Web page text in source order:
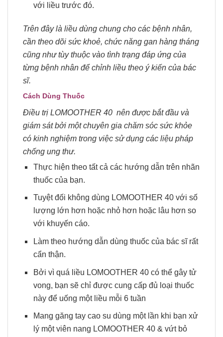
với liều trước đó.
Trên đây là liều dùng chung cho các bệnh nhân,
cần theo dõi sức khoẻ, chức năng gan hàng tháng
cũng như tùy thuộc vào tình trạng đáp ứng của
từng bệnh nhân để chỉnh liều theo ý kiến của bác
sĩ.
Cách Dùng Thuốc
Điều trị LOMOOTHER 40 nên được bắt đầu và
giám sát bởi một chuyên gia chăm sóc sức khỏe
có kinh nghiệm trong việc sử dụng các liệu pháp
chống ung thư.
Thực hiện theo tất cả các hướng dẫn trên nhãn
thuốc của bạn.
Tuyệt đối không dùng LOMOOTHER 40 với số
lượng lớn hơn hoặc nhỏ hơn hoặc lâu hơn so
với khuyến cáo.
Làm theo hướng dẫn dùng thuốc của bác sĩ rất
cẩn thận.
Bởi vì quá liều LOMOOTHER 40 có thể gây tử
vong, bạn sẽ chỉ được cung cấp đủ loại thuốc
này để uống một liều mỗi 6 tuần
Mang găng tay cao su dùng một lần khi bạn xử
lý một viên nang LOMOOTHER 40 & vứt bỏ